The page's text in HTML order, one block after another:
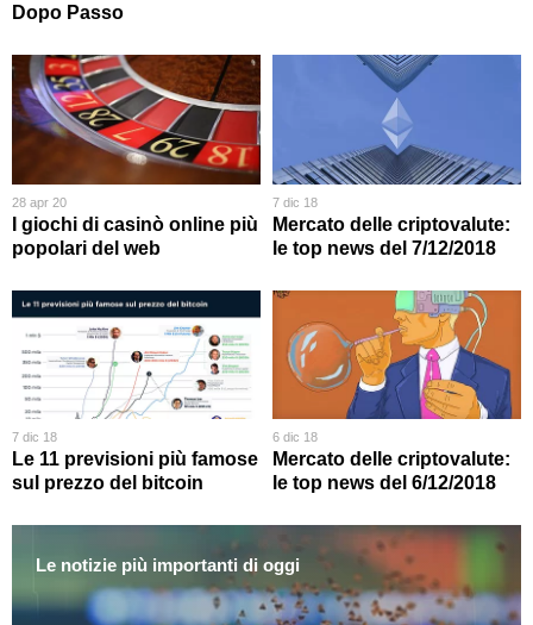
Dopo Passo
28 apr 20
I giochi di casinò online più
popolari del web
7 dic 18
Mercato delle criptovalute:
le top news del 7/12/2018
7 dic 18
Le 11 previsioni più famose
sul prezzo del bitcoin
6 dic 18
Mercato delle criptovalute:
le top news del 6/12/2018
Le notizie più importanti di oggi